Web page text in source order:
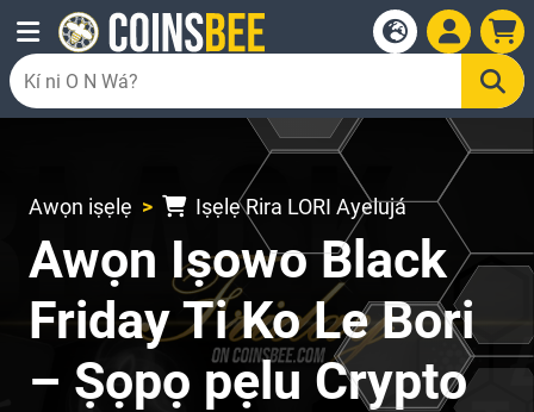
Awọn iṣẹlẹ Iṣẹlẹ Rira LORI Ayelujá
Awọn Iṣowo Black
Friday Ti Ko Le Bori
– Ṣọpọ pẹlu Crypto